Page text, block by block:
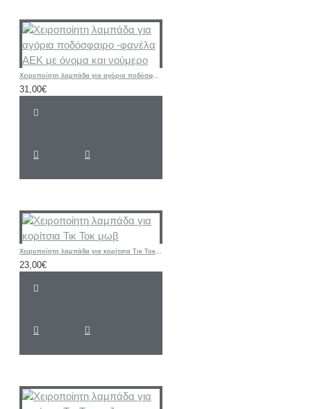
Χειροποίητη λαμπάδα για αγόρια ποδόσφαιρο -φανέλα ΑΕΚ με όνομα και νούμερο
31,00€
Χειροποίητη λαμπάδα για κορίτσια Τικ Τοκ μωβ
23,00€